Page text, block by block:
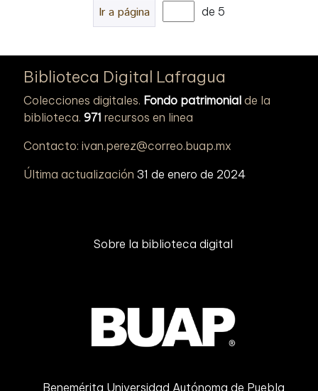
Ir a página de 5
Biblioteca Digital Lafragua
Colecciones digitales. Fondo patrimonial de la
biblioteca. 971 recursos en linea
Contacto: ivan.perez@correo.buap.mx
Última actualización 31 de enero de 2024
Sobre la biblioteca digital
Benemérita Universidad Autónoma de Puebla